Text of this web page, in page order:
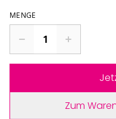
MENGE
Zum